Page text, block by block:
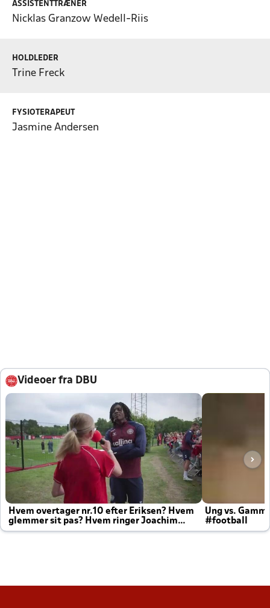
ASSISTENTTRÆNER
Nicklas Granzow Wedell-Riis
HOLDLEDER
Trine Freck
FYSIOTERAPEUT
Jasmine Andersen
Videoer fra DBU
Hvem overtager nr.10 efter Eriksen? Hvem
glemmer sit pas? Hvem ringer Joachim
altid til efter kampe?
Ung vs.
#football